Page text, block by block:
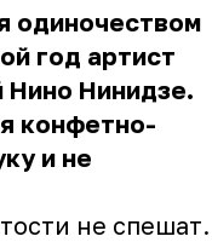
одиночеством
год артист
Нино Нинидзе.
конфетно-
и не
не спешат.